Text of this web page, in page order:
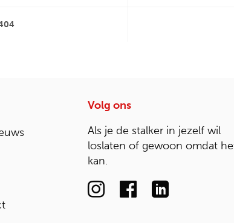
Volg ons
Als je de stalker in jezelf wil
loslaten of gewoon omdat
kan.